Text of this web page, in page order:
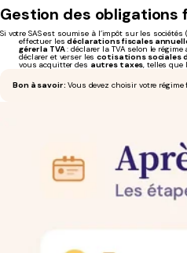
Gestion des obligations
Si votre SAS est soumise à l’impôt sur les sociétés
effectuer lesdéclarations fiscales
gérer la TVA: déclarer la TVA selon le
déclarer et verser lescotisations sociales
vous acquitter des autres taxes, telles que
Bon à savoir :Vous devez choisir votre régime